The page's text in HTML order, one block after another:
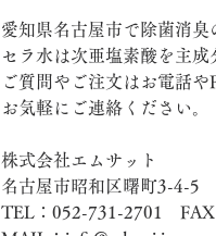
愛知県名古屋市で除菌消臭
セラ水は次亜塩素酸を主成
ご質問やご注文はお電話や
お気軽にご連絡ください。
株式会社エムサット
名古屋市昭和区曙町3-4-5
TEL：052-731-2701　